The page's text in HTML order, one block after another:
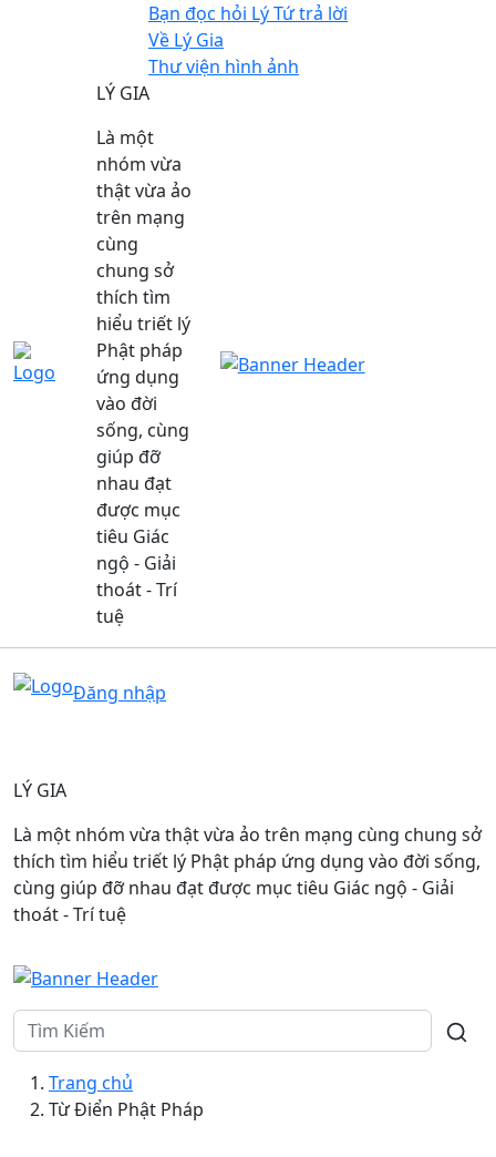
Nhảy đến nội dungBạn đọc hỏi Lý Tứ trả lời
Về Lý Gia
Thư viện hình ảnh
LÝ GIA
Là một
nhóm vừa
thật vừa ảo
trên mạng
cùng
chung sở
thích tìm
hiểu triết lý
Phật pháp
ứng dụng
vào đời
sống, cùng
giúp đỡ
nhau đạt
được mục
tiêu Giác
ngộ - Giải
thoát - Trí
tuệ
Main navigation
Đăng nhập
LÝ GIA
Là một nhóm vừa thật vừa ảo trên mạng cùng chung sở
thích tìm hiểu triết lý Phật pháp ứng dụng vào đời sống,
cùng giúp đỡ nhau đạt được mục tiêu Giác ngộ - Giải
thoát - Trí tuệ
Breadcrumb
Trang chủ
Từ Điển Phật Pháp